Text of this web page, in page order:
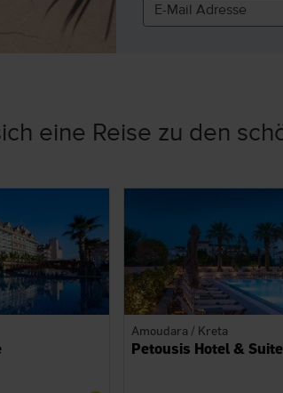
eine Reise zu den
Amoudara / Kreta
Petousis Hotel &